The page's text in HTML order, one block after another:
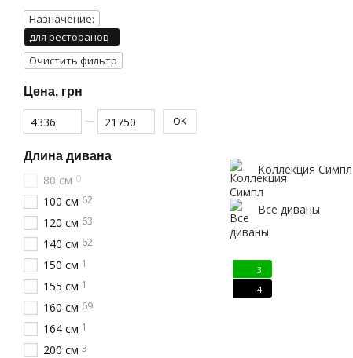
Коллекция Симпл
Все диваны
3
4
Назначение:
для ресторанов
Очистить фильтр
Цена, грн
От Цена, грн
До Цена, грн OK
Длина дивана
80 см 0
100 см 62
120 см 63
140 см 62
150 см 1
155 см 1
160 см 69
164 см 1
200 см 3